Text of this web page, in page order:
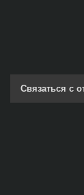
Связаться с